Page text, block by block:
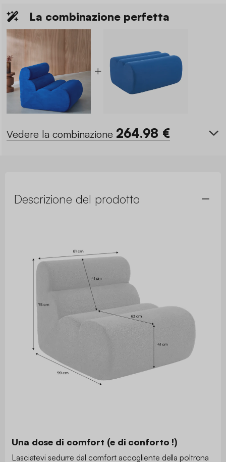
La combinazione perfetta
Vedere la combinazione 264.98 €
Descrizione del prodotto
Una dose di comfort (e di conforto !)
Lasciatevi sedurre dal comfort accogliente della poltrona